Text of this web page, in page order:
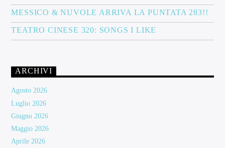
MESSICO & NUVOLE ARRIVA LA PUNTATA 283!!
TEATRO CINESE 320: SONGS I LIKE
ARCHIVI
Agosto 2026
Luglio 2026
Giugno 2026
Maggio 2026
Aprile 2026